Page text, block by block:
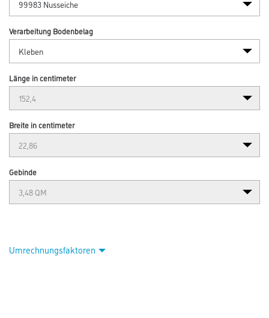
Verarbeitung Bodenbelag
Länge in centimeter
Breite in centimeter
Gebinde
Umrechnungsfaktoren